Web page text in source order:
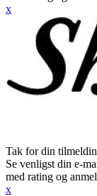
x
Tak for din
Se venligst din e-
med rating og
x